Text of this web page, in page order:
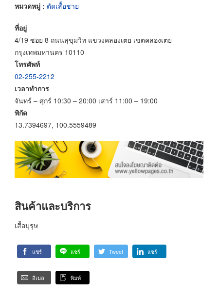
หมวดหมู่ : ตัดเสื้อชาย
ที่อยู่
4/19 ซอย 8 ถนนสุขุมวิท แขวงคลองเตย เขตคลองเตย
กรุงเทพมหานคร 10110
โทรศัพท์
02-255-2212
เวลาทำการ
จันทร์ – ศุกร์ 10:30 – 20:00 เสาร์ 11:00 – 19:00
พิกัด
13.7394697, 100.5559489
สินค้าและบริการ
เสื้อบุรุษ
แชร์ แชร์ Tweet แชร์
อีเมล พิมพ์